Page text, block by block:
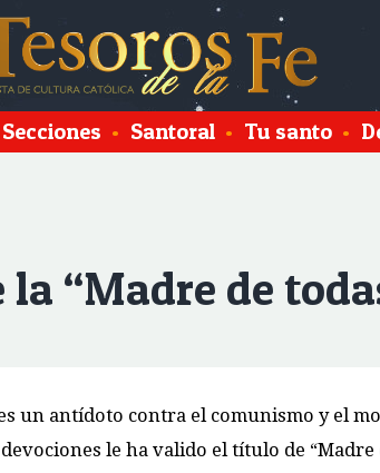
Secciones • Santoral • Tu santo •
“Madre de
un antídoto contra el comunismo y el
le ha valido el título de “Madre